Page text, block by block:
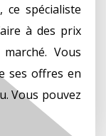
ce spécialiste
à des prix
Vous
ses offres en
Vous pouvez